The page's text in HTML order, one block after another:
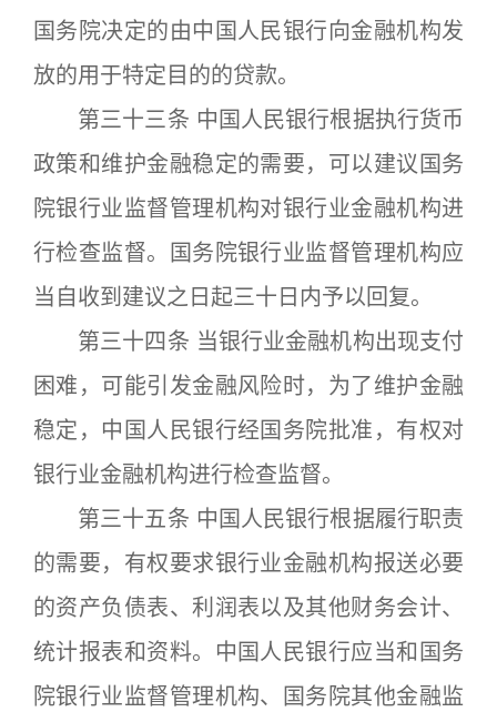
国务院决定的由中国人民银行向金融机构发
放的用于特定目的的贷款。
第三十三条 中国人民银行根据执行货币
政策和维护金融稳定的需要，可以建议国务
院银行业监督管理机构对银行业金融机构进
行检查监督。国务院银行业监督管理机构应
当自收到建议之日起三十日内予以回复。
第三十四条 当银行业金融机构出现支付
困难，可能引发金融风险时，为了维护金融
稳定，中国人民银行经国务院批准，有权对
银行业金融机构进行检查监督。
第三十五条 中国人民银行根据履行职责
的需要，有权要求银行业金融机构报送必要
的资产负债表、利润表以及其他财务会计、
统计报表和资料。中国人民银行应当和国务
院银行业监督管理机构、国务院其他金融监